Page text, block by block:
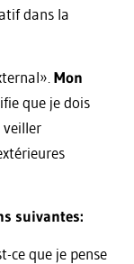
dans la
Mon
que je dois
veiller
suivantes:
ce que je pense